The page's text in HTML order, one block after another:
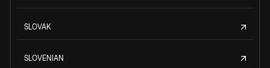
SLOVAK
SLOVENIAN